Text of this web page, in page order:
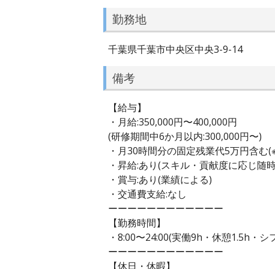
勤務地
千葉県千葉市中央区中央3-9-14
備考
【給与】
・月給:350,000円〜400,000円
(研修期間中6か月以内:300,000円〜)
・月30時間分の固定残業代5万円含む
・昇給:あり(スキル・貢献度に応じ随
・賞与:あり(業績による)
・交通費支給:なし
ーーーーーーーーーーーー
【勤務時間】
・8:00〜24:00(実働9h・休憩1.5h・シ
ーーーーーーーーーーーー
【休日・休暇】